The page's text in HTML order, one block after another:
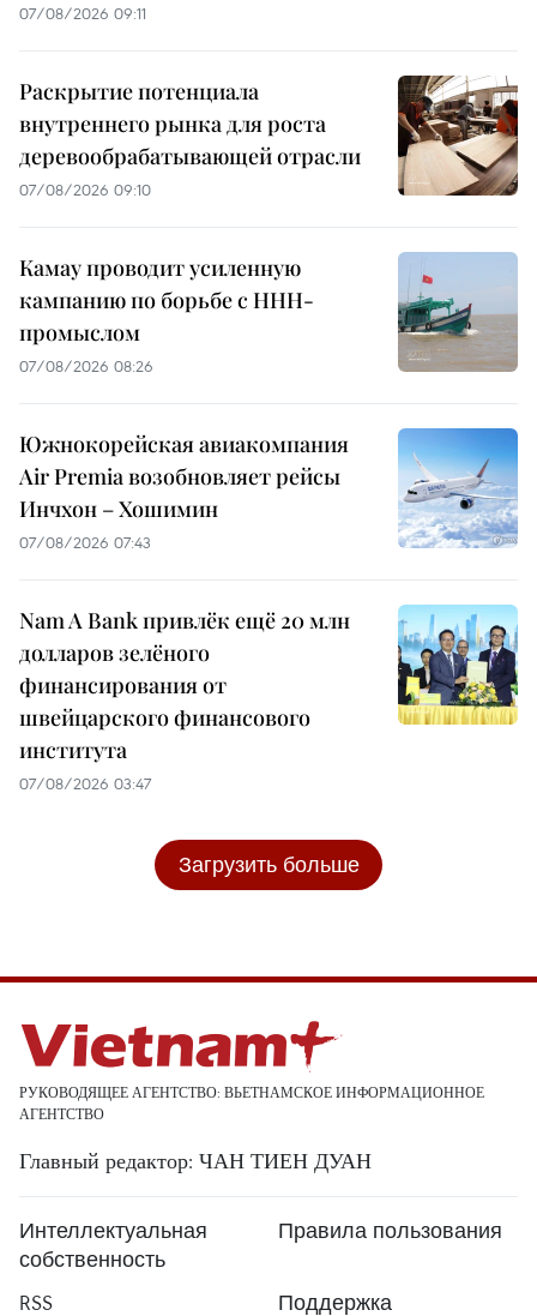
07/08/2026 09:11
Раскрытие потенциала
внутреннего рынка для роста
деревообрабатывающей отрасли
07/08/2026 09:10
Камау проводит усиленную
кампанию по борьбе с ННН-
промыслом
07/08/2026 08:26
Южнокорейская авиакомпания
Air Premia возобновляет рейсы
Инчхон – Хошимин
07/08/2026 07:43
Nam A Bank привлёк ещё 20 млн
долларов зелёного
финансирования от
швейцарского финансового
института
07/08/2026 03:47
Загрузить больше
РУКОВОДЯЩЕЕ АГЕНТСТВО: ВЬЕТНАМСКОЕ ИНФОРМАЦИОННОЕ
АГЕНТСТВО
Главный редактор: ЧАН ТИЕН ДУАН
Интеллектуальная
собственность
Правила пользования
RSS Поддержка